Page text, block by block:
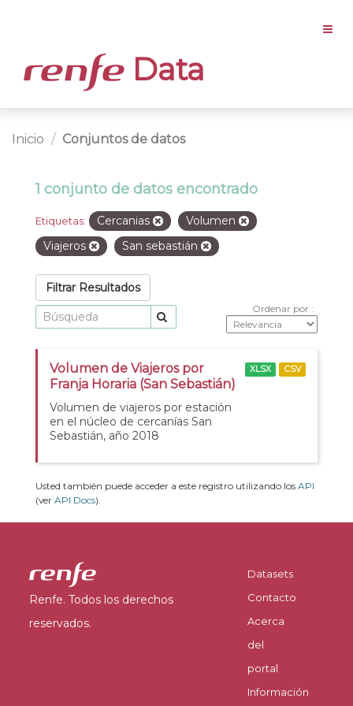
Data
Inicio Conjuntos de datos
1 conjunto de datos encontrado
Etiquetas: Cercanias
Volumen
Viajeros
San sebastián
Filtrar Resultados
Ordenar por
Volumen de Viajeros por
Franja Horaria (San Sebastián)
Volumen de viajeros por estación
en el núcleo de cercanías San
Sebastián, año 2018
XLSX CSV
Usted también puede acceder a este registro utilizando los API
(ver API Docs).
Renfe. Todos los derechos
reservados.
Datasets
Contacto
Acerca
del
portal
Información